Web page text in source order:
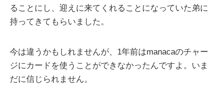
ることにし、迎えに来てくれることになっていた弟に
持ってきてもらいました。
今は違うかもしれませんが、1年前はmanacaのチャー
ジにカードを使うことができなかったんですよ。いま
だに信じられません。